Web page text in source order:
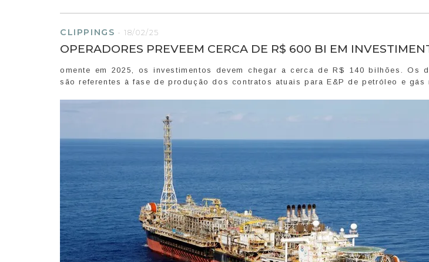
CLIPPINGS -18/02/25
OPERADORES PREVEEM CERCA DE R$ 600 BI EM
omente em 2025, os investimentos devem chegar a cerca de R$ 140 bilhões. Os
são referentes à fase de produção dos contratos atuais para E&P de petróleo e gás